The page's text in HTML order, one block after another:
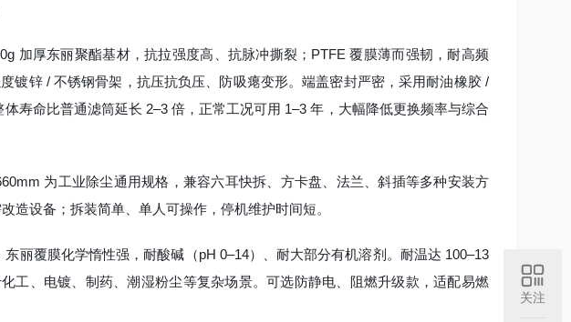
加厚东丽聚酯基材，抗拉强度高、抗脉冲撕裂；PTFE 覆膜薄而强韧，耐高频
镀锌 / 不锈钢骨架，抗压抗负压、防吸瘪变形。端盖密封严密，采用耐油橡胶 /
寿命比普通滤筒延长 2–3 倍，正常工况可用 1–3 年，大幅降低更换频率与综合
为工业除尘通用规格，兼容六耳快拆、方卡盘、法兰、斜插等多种安装方
造设备；拆装简单、单人可操作，停机维护时间短。
东丽覆膜化学惰性强，耐酸碱（pH 0–14）、耐大部分有机溶剂。耐温达 100–13
工、电镀、制药、潮湿粉尘等复杂场景。可选防静电、阻燃升级款，适配易燃
关注